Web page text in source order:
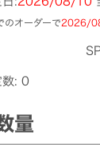
のオーダーで2026/
数: 0
量